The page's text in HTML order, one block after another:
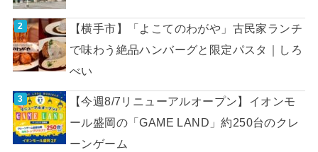
【横手市】「よこてのわがや」古民家ランチ
で味わう絶品ハンバーグと限定パスタ｜しろ
べい
【今週8/7リニューアルオープン】イオンモ
ール盛岡の「GAME LAND」約250台のクレ
ーンゲーム